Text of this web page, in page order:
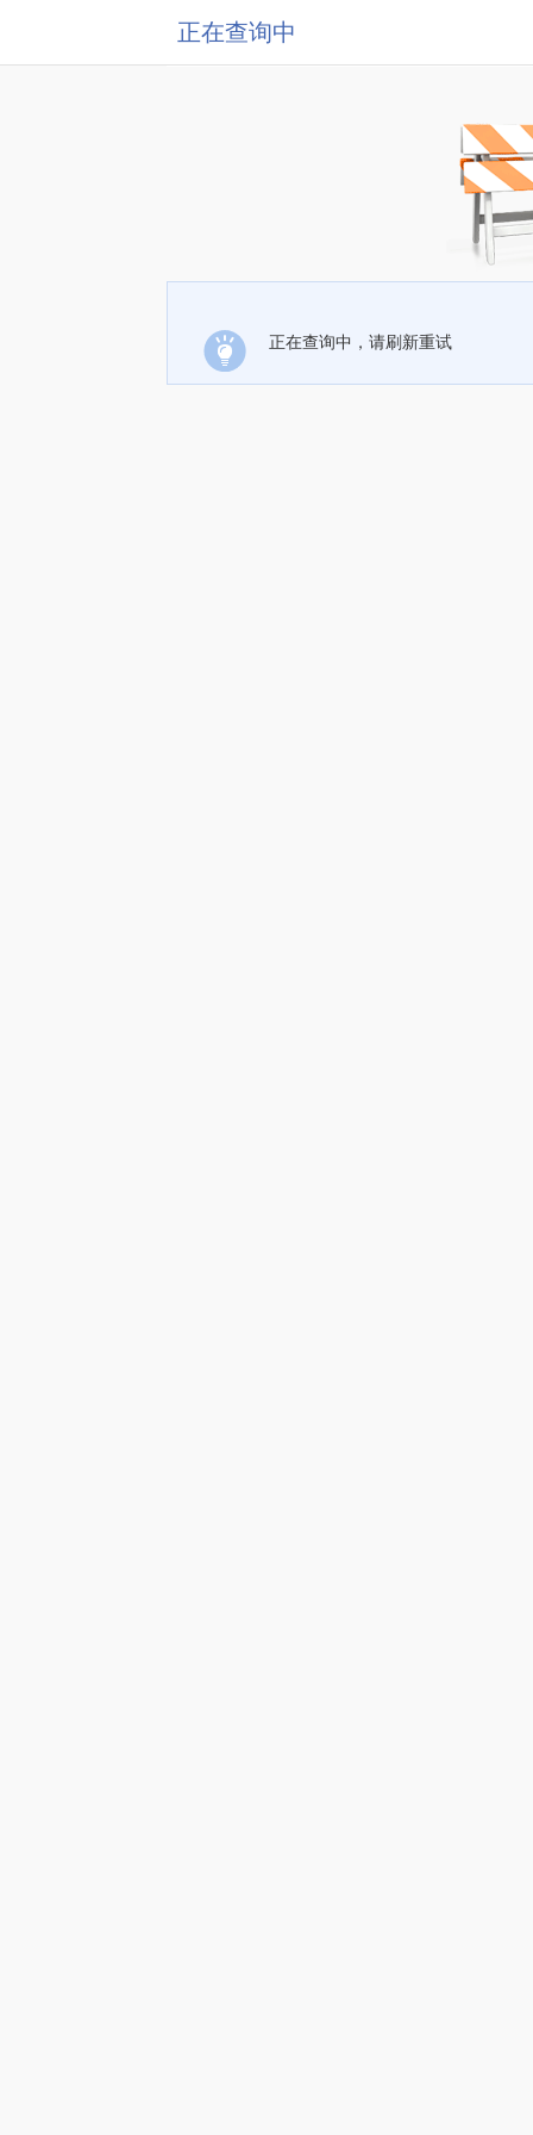
正在查询中
正在查询中，请刷新重试